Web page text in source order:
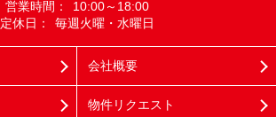
営業時間：
10:00～18:00
定休日：
毎週火曜・水曜日
会社概要
物件リクエスト